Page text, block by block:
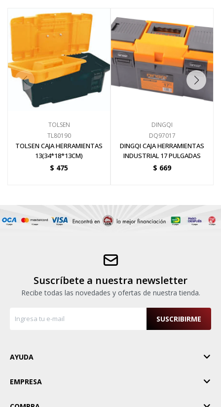
TOLSEN
TL80190
TOLSEN CAJA HERRAMIENTAS
13(34*18*13CM)
$ 475
DINGQI
DQ97017
DINGQI CAJA HERRAMIENTAS
INDUSTRIAL 17 PULGADAS
$ 669
Suscríbete a nuestra newsletter
Recibe todas las novedades y ofertas de nuestra tienda.
SUSCRIBIRME
AYUDA
EMPRESA
Piscinas e Inflables
Sanitaria
Soldadoras y Accesorios